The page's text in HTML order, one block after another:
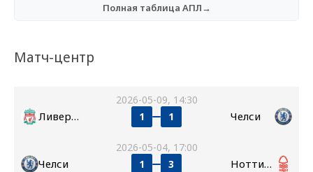
Полная таблица АПЛ→
Матч-центр
2026-05-09, 14:30
Ливерпуль 1 1 Челси
2026-05-04, 17:00
Челси 1 3 Ноттингем Форест